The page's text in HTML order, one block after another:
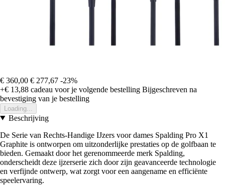
€ 360,00 € 277,67 -23%
+€ 13,88 cadeau voor je volgende bestelling Bijgeschreven na
bevestiging van je bestelling
Loading...
Beschrijving
De Serie van Rechts-Handige IJzers voor dames Spalding Pro X1
Graphite is ontworpen om uitzonderlijke prestaties op de golfbaan te
bieden. Gemaakt door het gerenommeerde merk Spalding,
onderscheidt deze ijzerserie zich door zijn geavanceerde technologie
en verfijnde ontwerp, wat zorgt voor een aangename en efficiënte
speelervaring.